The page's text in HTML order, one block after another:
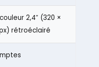
2,4″ (320 ×
rétroéclairé